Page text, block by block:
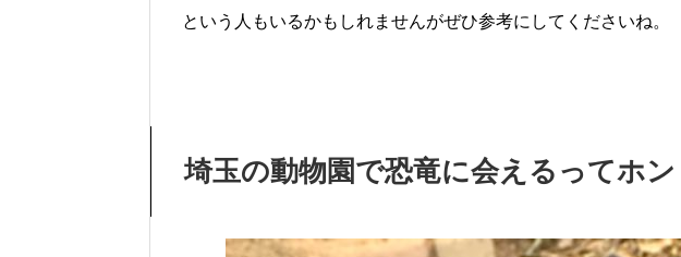
という人もいるかもしれませんがぜひ参考にしてくださいね。
埼玉の動物園で恐竜に会えるってホン